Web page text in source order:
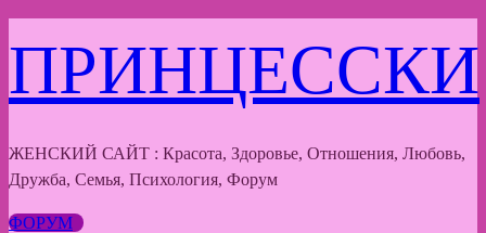
к
содержимому
ПРИНЦЕССКИ
ЖЕНСКИЙ САЙТ : Красота, Здоровье, Отношения, Любовь,
Дружба, Семья, Психология, Форум
ФОРУМ